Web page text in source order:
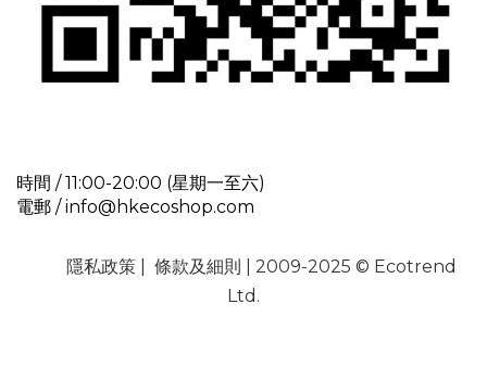
時間 / 11:00-20:00 (星期一至六)
電郵 / info@hkecoshop.com
隱私政策| 條款及細則 | 2009-2025 © Ecotrend
Ltd.